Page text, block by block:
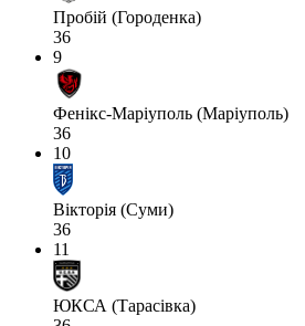
Пробій (Городенка)
36
9
Фенікс-Маріуполь (Маріуполь)
36
10
Вікторія (Суми)
36
11
ЮКСА (Тарасівка)